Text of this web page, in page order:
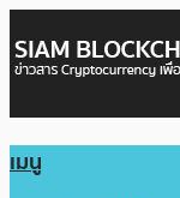
เมนู